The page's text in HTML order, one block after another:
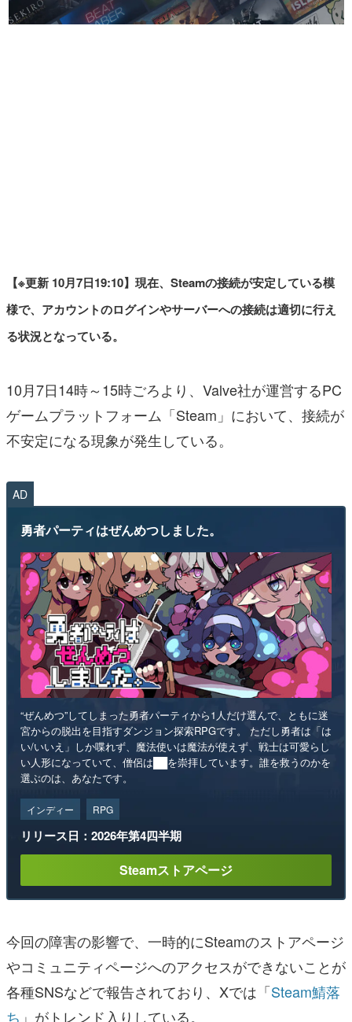
女性向け
【※更新 10月7日19:10】現在、Steamの接続が安定している模
様で、アカウントのログインやサーバーへの接続は適切に行え
る状況となっている。
10月7日14時～15時ごろより、Valve社が運営するPC
ゲームプラットフォーム「Steam」において、接続が
不安定になる現象が発生している。
AD
勇者パーティはぜんめつしました。
“ぜんめつ”してしまった勇者パーティから1人だけ選んで、ともに迷
宮からの脱出を目指すダンジョン探索RPGです。 ただし勇者は「は
い/いいえ」しか喋れず、魔法使いは魔法が使えず、戦士は可愛らし
い人形になっていて、僧侶は██を崇拝しています。誰を救うのかを
選ぶのは、あなたです。
インディー RPG
リリース日：2026年第4四半期
Steamストアページ
今回の障害の影響で、一時的にSteamのストアページ
やコミュニティページへのアクセスができないことが
各種SNSなどで報告されており、Xでは「Steam鯖落
ち 」がトレンド入りしている。